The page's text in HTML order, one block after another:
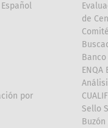
por
de
ENQA
Sello